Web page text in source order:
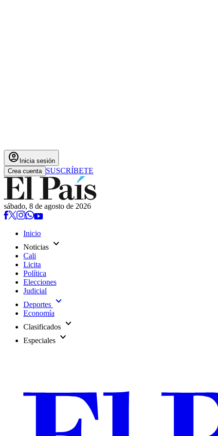
account_circle Inicia sesión
Crea cuenta SUSCRÍBETE
sábado, 8 de agosto de 2026
Inicio
Noticias expand_more
Cali
Licita
Política
Elecciones
Judicial
Deportes expand_more
Economía
Clasificados expand_more
Especiales expand_more